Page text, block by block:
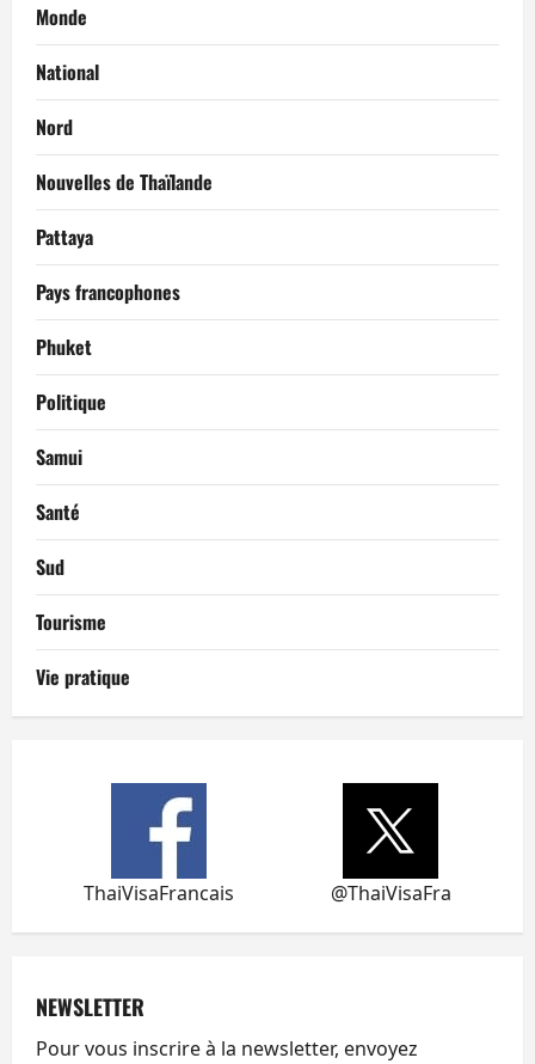
Monde
National
Nord
Nouvelles de Thaïlande
Pattaya
Pays francophones
Phuket
Politique
Samui
Santé
Sud
Tourisme
Vie pratique
ThaiVisaFrancais @ThaiVisaFra
NEWSLETTER
Pour vous inscrire à la newsletter, envoyez